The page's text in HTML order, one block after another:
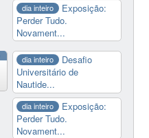
dia inteiro
Exposição:
Perder Tudo.
Novament...
dia inteiro
Desafio
Universitário de
Nautide...
dia inteiro
Exposição:
Perder Tudo.
Novament...